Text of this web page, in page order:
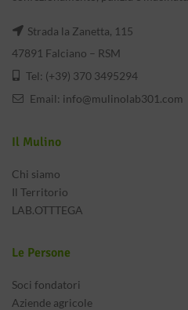
Strada la Zanetta, 115
47891 Falciano – RSM
Tel: (+39) 370 3495294
Email: info@mulinolab301.com
Il Mulino
Chi siamo
Il Territorio
LAB.OTTTEGA
Le Persone
Soci fondatori
Aziende agricole